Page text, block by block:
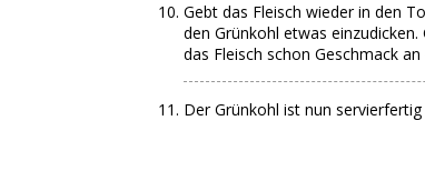
Gebt das Fleisch wieder in den
den Grünkohl etwas
das Fleisch schon Geschmack
Der Grünkohl ist nun